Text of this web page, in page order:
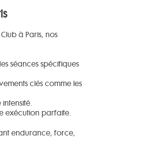
à Paris, nos
séances spécifiques
clés comme les
exécution parfaite.
endurance, force,